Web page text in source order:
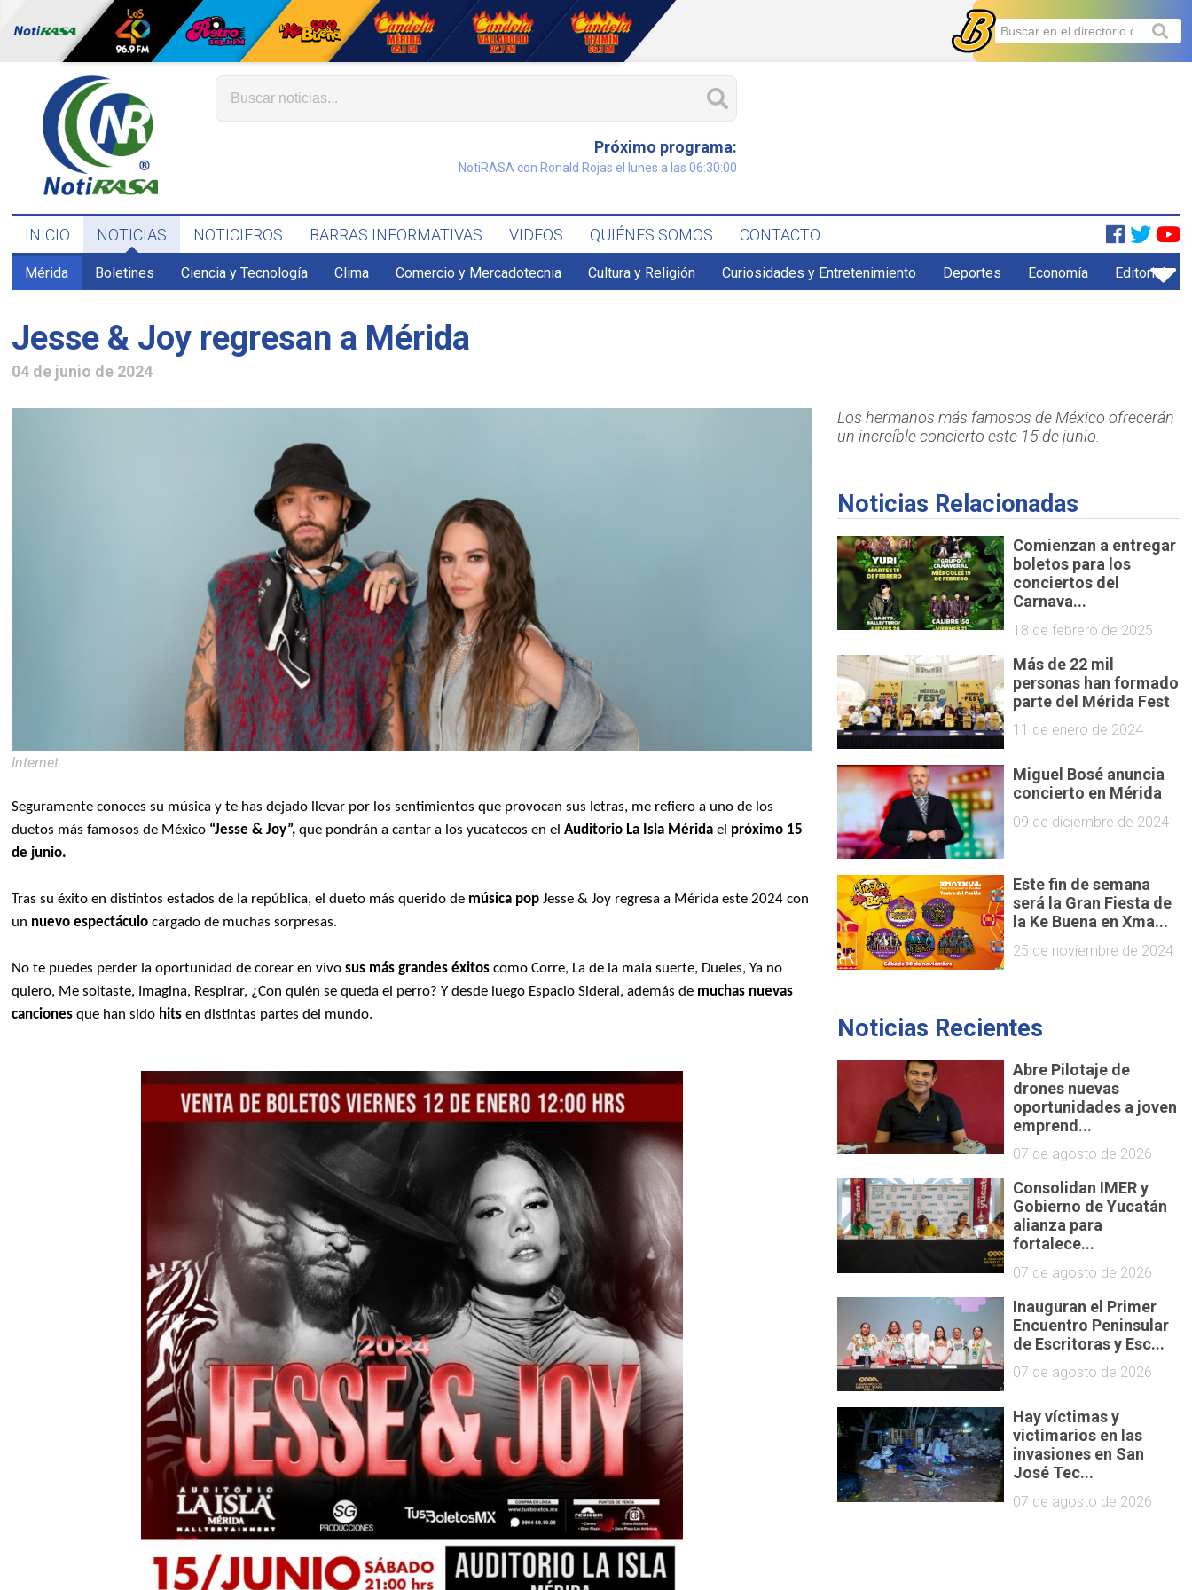
Próximo programa:
NotiRASA con Ronald Rojas el lunes a las 06:30:00
INICIO NOTICIAS NOTICIEROS BARRAS INFORMATIVAS VIDEOS QUIÉNES SOMOS CONTACTO
Mérida Boletines Ciencia y Tecnología Clima Comercio y Mercadotecnia Cultura y Religión Curiosidades y Entretenimiento Deportes Economía Editorial
Jesse & Joy regresan a Mérida
04 de junio de 2024
Internet
Seguramente conoces su música y te has dejado llevar por los sentimientos que provocan sus letras, me refiero a uno de los
duetos más famosos de México “Jesse & Joy”, que pondrán a cantar a los yucatecos en elAuditorio La Isla Méridael próximo 15
de junio.
Tras su éxito en distintos estados de la república, el dueto más querido de música pop Jesse & Joy regresa a Mérida este 2024 con
un nuevo espectáculo cargado de muchas sorpresas.
No te puedes perder la oportunidad de corear en vivo sus más grandes éxitos como Corre, La de la mala suerte, Dueles, Ya no
quiero, Me soltaste, Imagina, Respirar, ¿Con quién se queda el perro? Y desde luego Espacio Sideral, además de muchas nuevas
canciones que han sido hits en distintas partes del mundo.
Los hermanos más famosos de México ofrecerán
un increíble concierto este 15 de junio.
Noticias Relacionadas
Comienzan a entregar
boletos para los
conciertos del
Carnava...
18 de febrero de 2025
Más de 22 mil
personas han formado
parte del Mérida Fest
11 de enero de 2024
Miguel Bosé anuncia
concierto en Mérida
09 de diciembre de 2024
Este fin de semana
será la Gran Fiesta de
la Ke Buena en Xma...
25 de noviembre de 2024
Noticias Recientes
Abre Pilotaje de
drones nuevas
oportunidades a joven
emprend...
07 de agosto de 2026
Consolidan IMER y
Gobierno de Yucatán
alianza para
fortalece...
07 de agosto de 2026
Inauguran el Primer
Encuentro Peninsular
de Escritoras y Esc...
07 de agosto de 2026
Hay víctimas y
victimarios en las
invasiones en San
José Tec...
07 de agosto de 2026